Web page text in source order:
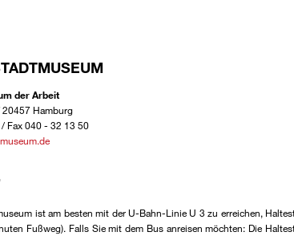
derArbeit
Hamburg
Fax 040 - 32 13 50
ist am besten mit der U-Bahn-Linie U 3 zu erreichen,
Fußweg). Falls Sie mit dem Bus anreisen möchten: Die